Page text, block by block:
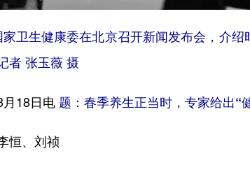
生健康委在北京召开新闻发布会，介绍
者 张玉薇 摄
18日电 题：春季养生正当时，专家给出“
、刘祯